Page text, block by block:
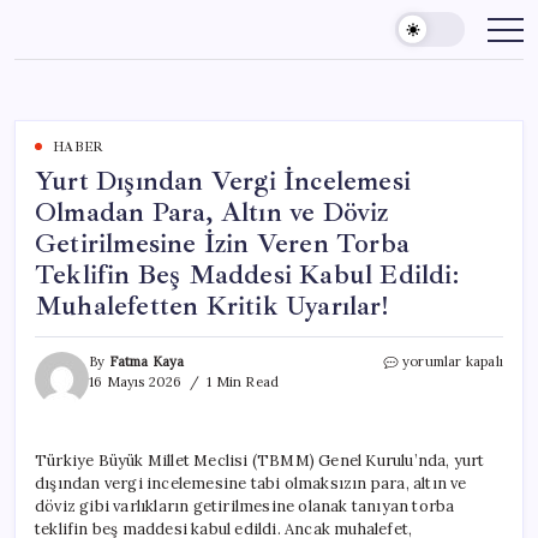
content
HABER
Yurt Dışından Vergi İncelemesi
Olmadan Para, Altın ve Döviz
Getirilmesine İzin Veren Torba
Teklifin Beş Maddesi Kabul Edildi:
Muhalefetten Kritik Uyarılar!
By Fatma Kaya
16 Mayıs 2026
1 Min Read
Yurt
Para,
Altın
ve
Döviz
yorumlar kapalı
Türkiye Büyük Millet Meclisi (TBMM) Genel Kurulu’nda, yurt
dışından vergi incelemesine tabi olmaksızın para, altın ve
döviz gibi varlıkların getirilmesine olanak tanıyan torba
teklifin beş maddesi kabul edildi. Ancak muhalefet,